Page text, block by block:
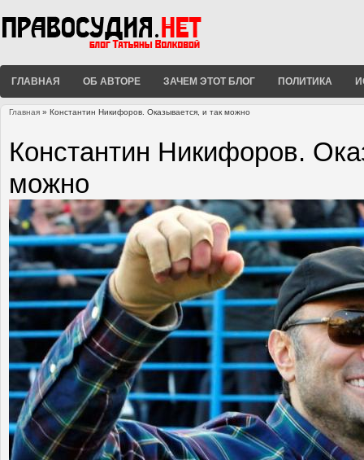
ГЛАВНАЯ ОБ АВТОРЕ ЗАЧЕМ ЭТОТ БЛОГ ПОЛИТИКА
Главная » Константин Никифоров. Оказывается, и так можно
Константин Никифоров.
можно